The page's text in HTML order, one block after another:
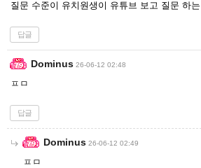
질문 수준이 유치원생이 유튜브 보고 질문 하는
답글
Dominus 26-06-12 02:48
ㅍㅁ
답글
Dominus 26-06-12 02:49
ㅍㅁ